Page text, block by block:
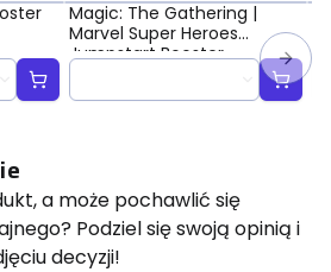
Magic: The Gathering |
Marvel Super Heroes
Jumpstart Booster
a może pochawlić się
Podziel się swoją opinią i
decyzji!